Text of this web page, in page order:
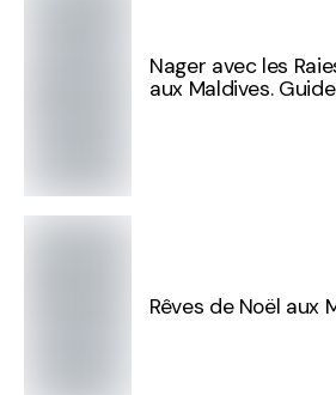
Nager avec les
aux Maldives.
Rêves de Noël aux